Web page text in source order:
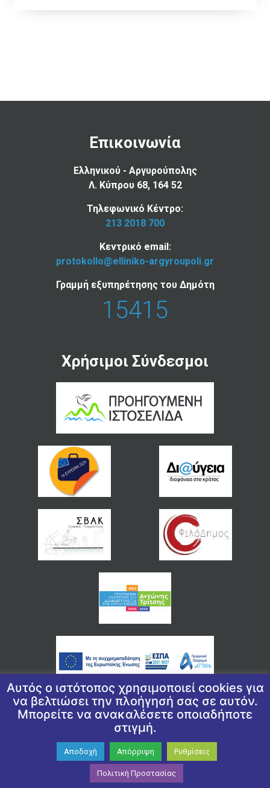
Επικοινωνία
Ελληνικού - Αργυρούπολης
Λ. Κύπρου 68, 164 52
Τηλεφωνικό Κέντρο:
213 2018 700
Κεντρικό email:
protokollo@elliniko-argyroupoli.gr
Γραμμή εξυπηρέτησης του Δημότη
15415
Χρήσιμοι Σύνδεσμοι
© 2026 COPYRIGHT ΔΗΜΟΣ ΕΛΛΗΝΙΚΟΥ ΑΡΓΥΡΟΥΠΟΛΗΣ
ΠΟΛΙΤΙΚΉ ΠΡΟΣΤΑΣΊΑΣ ΠΡΟΣΩΠΙΚΏΝ
ΔΕΔΟΜΈΝΩΝ|ΔΉΛΩΣΗ ΠΡΟΣΒΑΣΙΜΌΤΗΤΑΣ
ΕΓΚΡΙΤΟΣ GROUP -ΣΥΝΕΡΓΑΣΙΑ Α.Ε.| GRAPHIC DESIGN
BY CIRCUS DESIGN STUDIO
Αυτός ο ιστότοπος χρησιμοποιεί cookies για
να βελτιώσει την πλοήγησή σας σε αυτόν.
Μπορείτε να ανακαλέσετε οποιαδήποτε
στιγμή.
Αποδοχή Απόρριψη Ρυθμίσεις
Πολιτική Προστασίας